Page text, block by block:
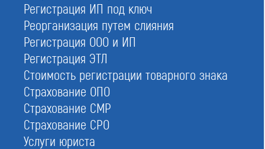
Регистрация ИП под ключ
Реорганизация путем слияния
Регистрация ООО и ИП
Регистрация ЭТЛ
Стоимость регистрации товарного знака
Страхование ОПО
Страхование СМР
Страхование СРО
Услуги юриста